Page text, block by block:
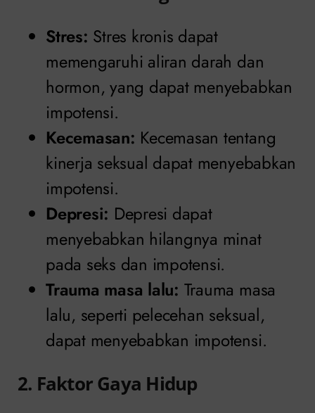
Stres: Stres kronis dapat
memengaruhi aliran darah dan
hormon, yang dapat menyebabkan
impotensi.
Kecemasan: Kecemasan tentang
kinerja seksual dapat menyebabkan
impotensi.
Depresi: Depresi dapat
menyebabkan hilangnya minat
pada seks dan impotensi.
Trauma masa lalu: Trauma masa
lalu, seperti pelecehan seksual,
dapat menyebabkan impotensi.
2. Faktor Gaya Hidup